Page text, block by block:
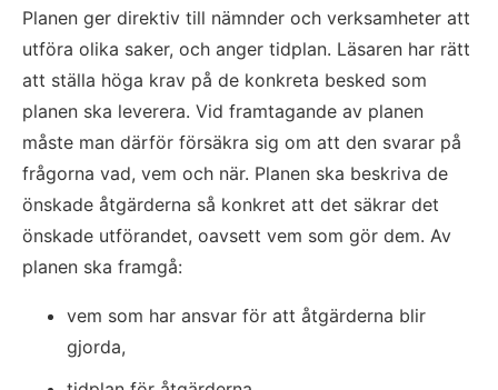
Planen ger direktiv till nämnder och verksamheter att
utföra olika saker, och anger tidplan. Läsaren har rätt
att ställa höga krav på de konkreta besked som
planen ska leverera. Vid framtagande av planen
måste man därför försäkra sig om att den svarar på
frågorna vad, vem och när. Planen ska beskriva de
önskade åtgärderna så konkret att det säkrar det
önskade utförandet, oavsett vem som gör dem. Av
planen ska framgå:
vem som har ansvar för att åtgärderna blir
gjorda,